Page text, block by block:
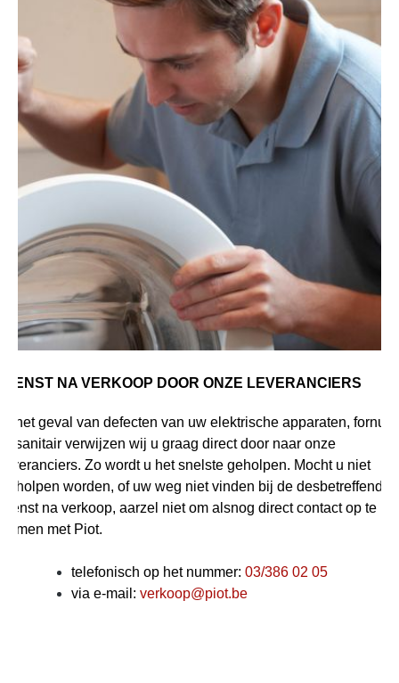
DIENST NA VERKOOP DOOR ONZE LEVERANCIERS
In het geval van defecten van uw elektrische apparaten, fornuis
of sanitair verwijzen wij u graag direct door naar onze
leveranciers. Zo wordt u het snelste geholpen. Mocht u niet
geholpen worden, of uw weg niet vinden bij de desbetreffende
dienst na verkoop, aarzel niet om alsnog direct contact op te
nemen met Piot.
telefonisch op het nummer: 03/386 02 05
via e-mail: verkoop@piot.be